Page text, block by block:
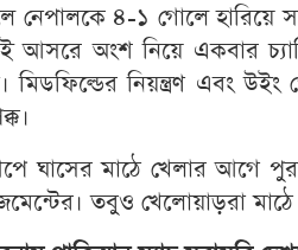
নেপালকে ৪-১ গোলে হারিয়ে
আসরে অংশ নিয়ে একবার
মিডফিল্ডের নিয়ন্ত্রণ এবং
ঘাসের মাঠে খেলার আগে
তবুও খেলোয়াড়রা মাঠে